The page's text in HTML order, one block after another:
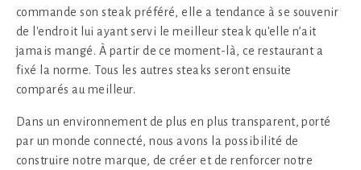
commande son steak préféré, elle a tendance à se souvenir
de l'endroit lui ayant servi le meilleur steak qu'elle n’ait
jamais mangé. À partir de ce moment-là, ce restaurant a
fixé la norme. Tous les autres steaks seront ensuite
comparés au meilleur.
Dans un environnement de plus en plus transparent, porté
par un monde connecté, nous avons la possibilité de
construire notre marque, de créer et de renforcer notre